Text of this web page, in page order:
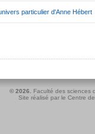
particulier d'Anne Hébert
© 2026.
Faculté des sciences
Site réalisé par le Centre